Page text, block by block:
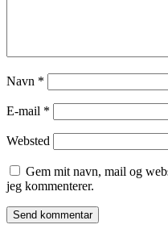
Navn *
E-mail *
Websted
Gem mit navn, mail og
jeg kommenterer.